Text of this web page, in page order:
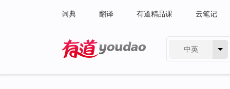
词典 翻译 有道精品课 云笔记
中英